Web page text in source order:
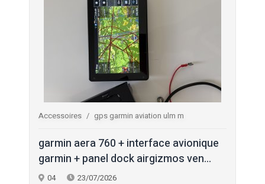
Accessoires gps garmin aviation ulm m
garmin aera 760 + interface avionique
garmin + panel dock airgizmos ven...
04 23/07/2026